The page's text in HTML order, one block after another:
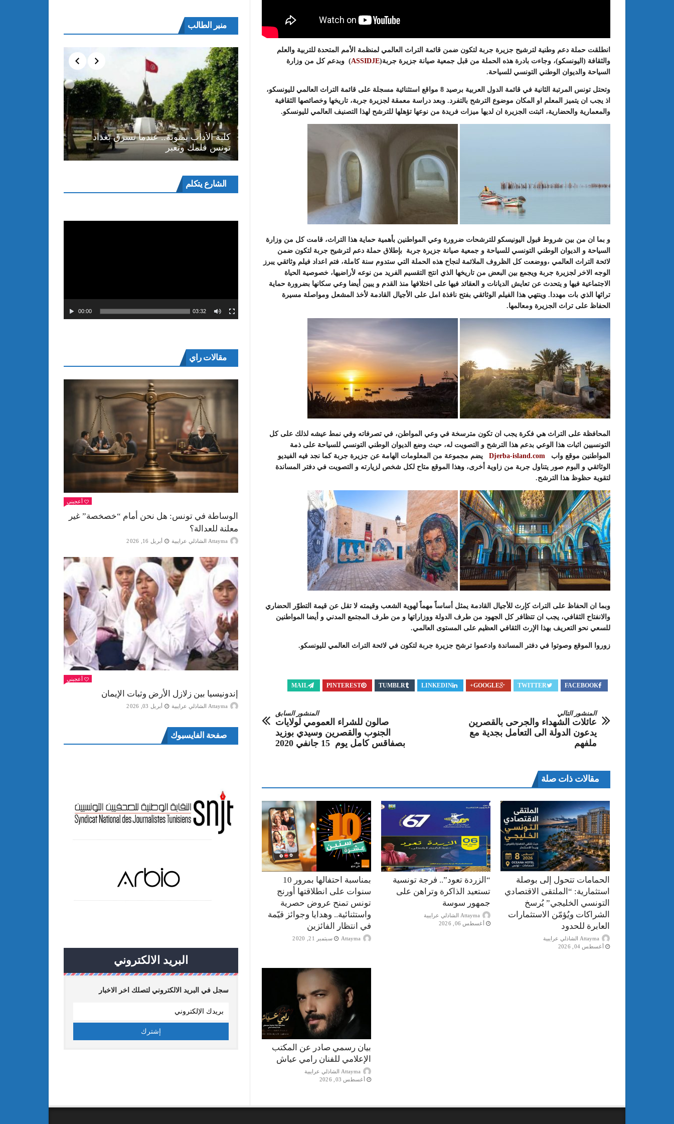
انطلقت حملة دعم وطنية لترشيح جزيرة جربة لتكون ضمن قائمة التراث العالمي لمنظمة الأمم المتحدة للتربية والعلم
والثقافة (اليونسكو)، وجاءت بادرة هذه الحملة من قبل جمعية صيانة جزيرة جربة(ASSIDJE) وبدعم كل من وزارة
السياحة والديوان الوطني التونسي للسياحة.
وتحتل تونس المرتبة الثانية في قائمة الدول العربية برصيد 8 مواقع استثنائية مسجلة على قائمة التراث العالمي لليونسكو،
اذ يجب ان يتميز المعلم او المكان موضوع الترشح بالتفرد. وبعد دراسة معمقة لجزيرة جربة، تاريخها وخصائصها الثقافية
والمعمارية والحضارية، اثبتت الجزيرة ان لديها ميزات فريدة من نوعها تؤهلها للترشح لهذا التصنيف العالمي لليونسكو.
و بما ان من بين شروط قبول اليونيسكو للترشحات ضرورة وعي المواطنين بأهمية حماية هذا التراث، قامت كل من وزارة
السياحة و الديوان الوطني التونسي للسياحة و جمعية صيانة جزيرة جربة بإطلاق حملة دعم لترشيح جربة لتكون ضمن
لائحة التراث العالمي ،ووضعت كل الظروف الملائمة لنجاح هذه الحملة التي ستدوم سنة كاملة، فتم اعداد فيلم وثائقي يبرز
الوجه الاخر لجزيرة جربة ويجمع بين البعض من تاريخها الذي انتج التقسيم الفريد من نوعه لأراضيها، خصوصية الحياة
الاجتماعية فيها و يتحدث عن تعايش الديانات و العقائد فيها على اختلافها منذ القدم و يبين أيضا وعي سكانها بضرورة حماية
تراثها الذي بات مهددا. وينتهي هذا الفيلم الوثائقي بفتح نافذة امل على الأجيال القادمة لأخذ المشعل ومواصلة مسيرة
الحفاظ على تراث الجزيرة ومعالمها.
المحافظة على التراث هي فكرة يجب ان تكون مترسخة في وعي المواطن، في تصرفاته وفي نمط عيشه لذلك على كل
التونسيين اثبات هذا الوعي بدعم هذا الترشح و التصويت له، حيث وضع الديوان الوطني التونسي للسياحة على ذمة
المواطنين موقع واب Djerba-island.com
يضم مجموعة من المعلومات الهامة عن جزيرة جربة كما نجد فيه الفيديو
الوثائقي و البوم صور يتناول جربة من زاوية أخرى، وهذا الموقع متاح لكل شخص لزيارته و التصويت في دفتر المساندة
لتقوية حظوظ هذا الترشح.
وبما ان الحفاظ على التراث كإرث للأجيال القادمة يمثل أساساً مهماً لهوية الشعب وقيمته لا تقل عن قيمة التطوّر الحضاري
والانفتاح الثقافي، يجب ان تتظافر كل الجهود من طرف الدولة ووزاراتها و من طرف المجتمع المدني و أيضا المواطنين
للسعي نحو التعريف بهذا الإرث الثقافي العظيم على المستوى العالمي.
زوروا الموقع وصوتوا في دفتر المساندة وادعموا ترشح جزيرة جربة لتكون في لائحة التراث العالمي لليونسكو.
FACEBOOK
TWITTER
GOOGLE+
LINKEDIN
TUMBLR
PINTEREST
MAIL
المنشور السابق
صالون للشراء العمومي لولايات
الجنوب والقصرين وسيدي بوزيد
بصفاقس كامل يوم 15 جانفي 2020
المنشور التالي
عائلات الشهداء والجرحى بالقصرين
يدعون الدولة الى التعامل بجدية مع
ملفهم
مقالات ذات صلة
بمناسبة احتفالها بمرور 10
سنوات على انطلاقتها أورنج
تونس تمنح عروض حصرية
واستثنائية.. وهدايا وجوائز قيّمة
في انتظار الفائزين
Attayma سبتمبر 21, 2020
“الزردة تعود”.. فرجة تونسية
تستعيد الذاكرة وتراهن على
جمهور سوسة
Attayma الشاذلي عرايبية
أغسطس 06, 2026
الحمامات تتحول إلى بوصلة
استثمارية: “الملتقى الاقتصادي
التونسي الخليجي” يُرسخ
الشراكات ويُؤمّن الاستثمارات
العابرة للحدود
Attayma الشاذلي عرايبية
أغسطس 04, 2026
بيان رسمي صادر عن المكتب
الإعلامي للفنان رامي عياش
Attayma الشاذلي عرايبية
أغسطس 03, 2026
منبر الطالب
كلية الأداب بمنوبة.. عندما تسرق بغداد
تونس قلمك وتعبر
المسرح الجامعي يقود رواده إلى الملتقيات
الدولية…التجربة العمانية نموذجا
عبد الستار الخليفي: مهم جدا أن يتواصل
الدورة 24 للمعرض الجامعي تحت
الشارع يتكلممشغل
الفيديو
00:00 03:32
مقالات راي
أعجبني
الوساطة في تونس: هل نحن أمام “خصخصة” غير
معلنة للعدالة؟
Attayma الشاذلي عرايبية أبريل 16, 2026
أعجبني
إندونيسيا بين زلازل الأرض وثبات الإيمان
Attayma الشاذلي عرايبية أبريل 03, 2026
صفحة الفايسبوك
البريد الالكتروني
سجل في البريد الالكتروني لتصلك اخر الاخبار